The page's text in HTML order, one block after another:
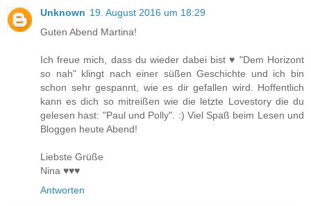
Unknown 19. August 2016 um 18:29
Guten Abend Martina!
Ich freue mich, dass du wieder dabei bist ♥ "Dem Horizont
so nah" klingt nach einer süßen Geschichte und ich bin
schon sehr gespannt, wie es dir gefallen wird. Hoffentlich
kann es dich so mitreißen wie die letzte Lovestory die du
gelesen hast: "Paul und Polly". :) Viel Spaß beim Lesen und
Bloggen heute Abend!
Liebste Grüße
Nina ♥♥♥
Antworten